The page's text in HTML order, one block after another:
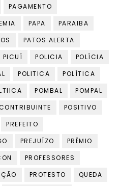
PAGAMENTO
PAPA
PARAIBA
PATOS ALERTA
PICUÍ POLICIA
POLÍCIA
POLITICA
POLÍTICA
POMBAL
POMPAL
POSITIVO
PREFEITO
PREJUÍZO
PRÊMIO
PROFESSORES
PROTESTO
QUEDA